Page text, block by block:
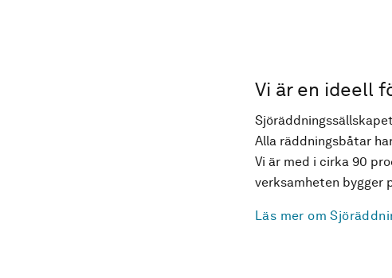
Vi är en ideell
Alla räddningsbåtar
Vi är med i cirka 90
verksamheten bygger
Läs mer om